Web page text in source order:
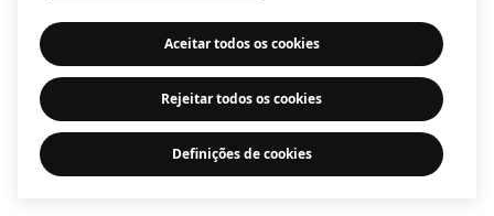
Aceitar todos os cookies
Rejeitar todos os cookies
Definições de cookies